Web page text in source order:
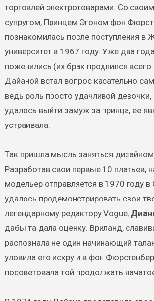
торговлей электротоварами. Со
супругом, Принцем Эгоном фон
познакомилась после поступления в
университет в 1967 году. Уже два
поженились (их брак продлился всего
Дайаной встал вопрос касательно
ведь роль просто удачливой девочки,
удалось выйти замуж за принца, ее
устраивала.
Так пришла мысль заняться
Разработав свои первые 10 платьев,
модельер отправляется в 1970 году
удалось продемонстрировать свои
легендарному редактору Vogue,
дабы та дала оценку. Вриланд,
распознала не один начинающий
уловила его искру и в фон
посоветовала той продолжать